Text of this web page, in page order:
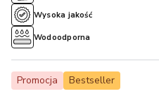
Promocja Bestseller
Wysoka jakość
Wodoodporna